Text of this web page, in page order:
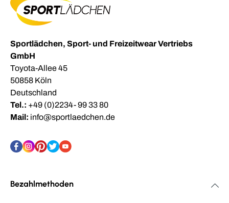
Sportlädchen, Sport- und Freizeitwear Vertriebs
GmbH
Toyota-Allee 45
50858 Köln
Deutschland
Tel.: +49 (0)2234- 99 33 80
Mail: info@sportlaedchen.de
Bezahlmethoden